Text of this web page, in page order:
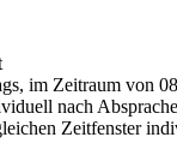
im Zeitraum von
nach
Zeitfenster